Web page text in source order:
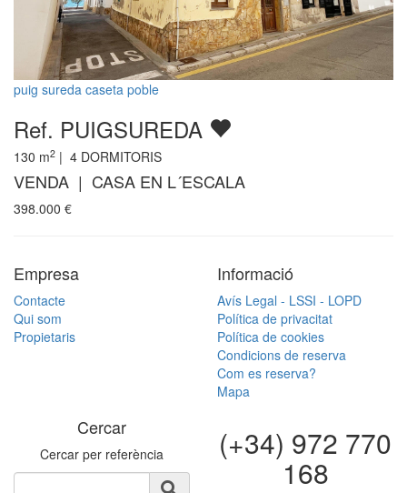
puig sureda caseta poble
Ref. PUIGSUREDA
130 m2 | 4 DORMITORIS
VENDA | CASA EN L´ESCALA
398.000 €
Empresa
Contacte
Qui som
Propietaris
Informació
Avís Legal - LSSI - LOPD
Política de privacitat
Política de cookies
Condicions de reserva
Com es reserva?
Mapa
Cercar
Cercar per referència (+34) 972 770
168